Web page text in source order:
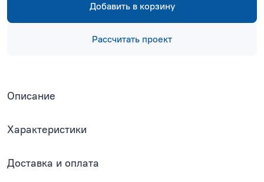
Добавить в корзину
Рассчитать проект
Описание
Характеристики
Доставка и оплата